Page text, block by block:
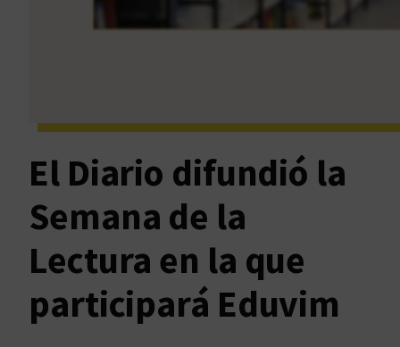
El Diario difundió la
Semana de la
Lectura en la que
participará Eduvim